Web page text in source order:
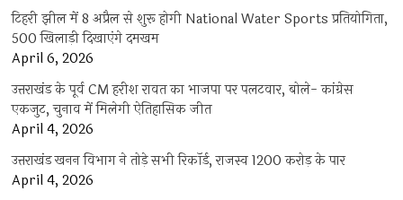
टिहरी झील में 8 अप्रैल से शुरू होगी National Water Sports प्रतियोगिता,
500 खिलाड़ी दिखाएंगे दमखम
April 6, 2026
उत्तराखंड के पूर्व CM हरीश रावत का भाजपा पर पलटवार, बोले- कांग्रेस
एकजुट, चुनाव में मिलेगी ऐतिहासिक जीत
April 4, 2026
उत्तराखंड खनन विभाग ने तोड़े सभी रिकॉर्ड, राजस्व 1200 करोड़ के पार
April 4, 2026